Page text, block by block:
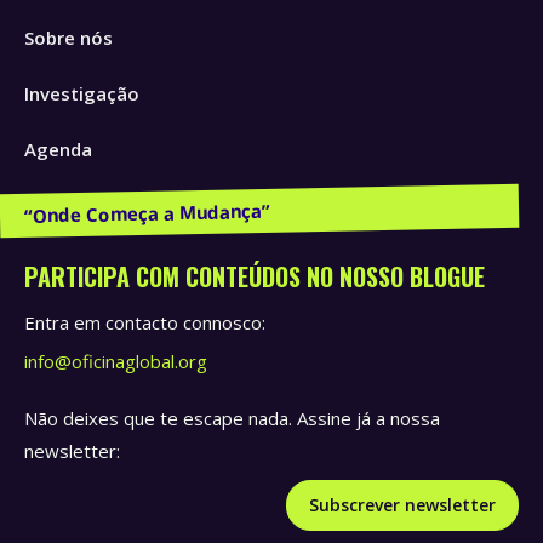
new new
Sobre nós
Investigação
Agenda
Publicações e Recursos
PARTICIPA COM CONTEÚDOS NO NOSSO BLOGUE
Entra em contacto connosco:
info@oficinaglobal.org
Não deixes que te escape nada. Assine já a nossa
newsletter:
Subscrever newsletter